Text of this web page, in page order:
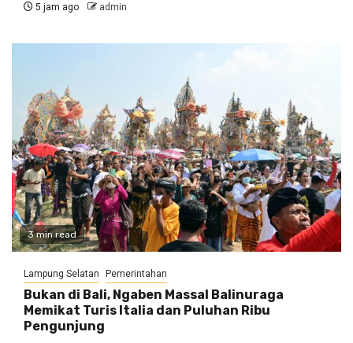
5 jam ago admin
3 min read
Lampung Selatan Pemerintahan
Bukan di Bali, Ngaben Massal Balinuraga
Memikat Turis Italia dan Puluhan Ribu
Pengunjung